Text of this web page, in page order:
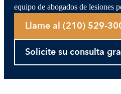
equipo de abogados de lesiones
Llame al (210) 529-
Solicite su consulta